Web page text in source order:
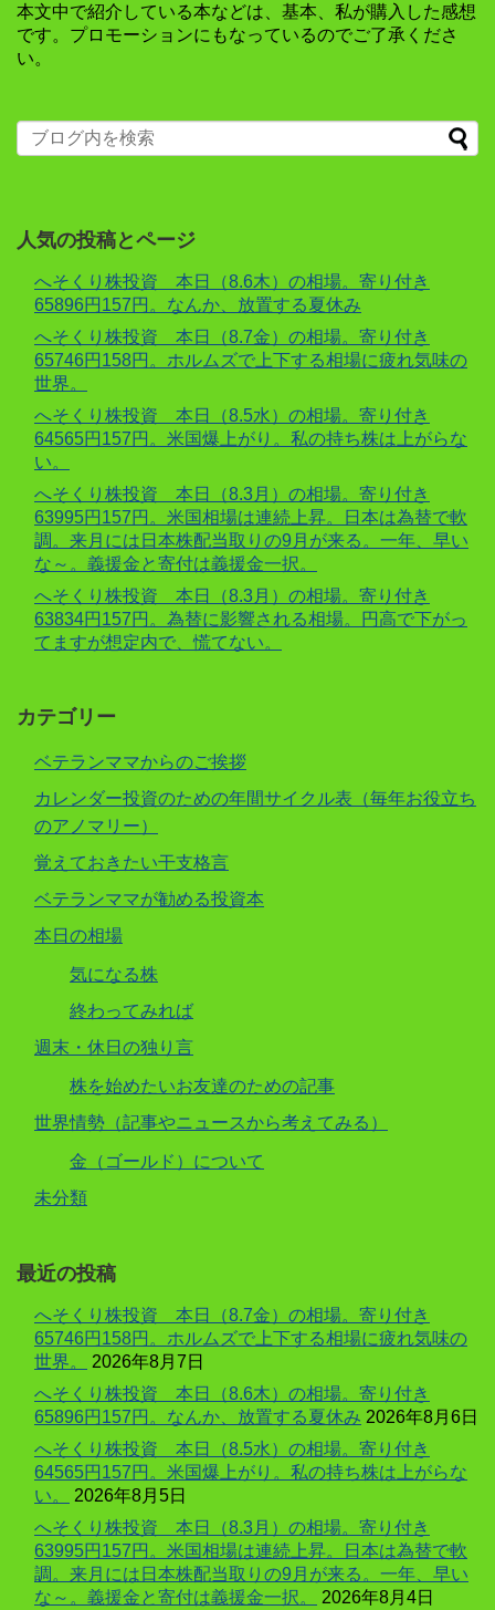
本文中で紹介している本などは、基本、私が購入した感想
です。プロモーションにもなっているのでご了承くださ
い。
人気の投稿とページ
へそくり株投資 本日（8.6木）の相場。寄り付き
65896円157円。なんか、放置する夏休み
へそくり株投資 本日（8.7金）の相場。寄り付き
65746円158円。ホルムズで上下する相場に疲れ気味の
世界。
へそくり株投資 本日（8.5水）の相場。寄り付き
64565円157円。米国爆上がり。私の持ち株は上がらな
い。
へそくり株投資 本日（8.3月）の相場。寄り付き
63995円157円。米国相場は連続上昇。日本は為替で軟
調。来月には日本株配当取りの9月が来る。一年、早い
な～。義援金と寄付は義援金一択。
へそくり株投資 本日（8.3月）の相場。寄り付き
63834円157円。為替に影響される相場。円高で下がっ
てますが想定内で、慌てない。
カテゴリー
ベテランママからのご挨拶
カレンダー投資のための年間サイクル表（毎年お役立ち
のアノマリー）
覚えておきたい干支格言
ベテランママが勧める投資本
本日の相場
気になる株
終わってみれば
週末・休日の独り言
株を始めたいお友達のための記事
世界情勢（記事やニュースから考えてみる）
金（ゴールド）について
未分類
最近の投稿
へそくり株投資 本日（8.7金）の相場。寄り付き
65746円158円。ホルムズで上下する相場に疲れ気味の
世界。
2026年8月7日
へそくり株投資 本日（8.6木）の相場。寄り付き
65896円157円。なんか、放置する夏休み 2026年8月6日
へそくり株投資 本日（8.5水）の相場。寄り付き
64565円157円。米国爆上がり。私の持ち株は上がらな
い。
2026年8月5日
へそくり株投資 本日（8.3月）の相場。寄り付き
63995円157円。米国相場は連続上昇。日本は為替で軟
調。来月には日本株配当取りの9月が来る。一年、早い
な～。義援金と寄付は義援金一択。
2026年8月4日